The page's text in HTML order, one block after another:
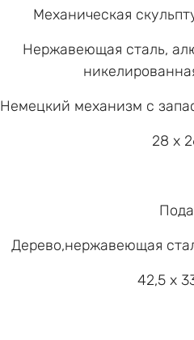
Механическая
Нержавеющая сталь,
Немецкий механизм с
28 x
Дерево,нержавеющая
42,5 x